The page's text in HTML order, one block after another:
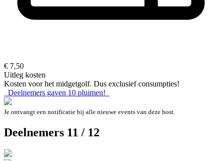
€ 7,50
Uitleg kosten
Kosten voor het midgetgolf. Dus exclusief consumpties!
Deelnemers gaven 10 pluimen!
Je ontvangt een notificatie bij alle nieuwe events van deze host.
Deelnemers 11 / 12